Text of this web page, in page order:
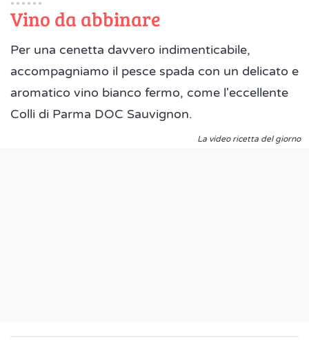
Vino da abbinare
Per una cenetta davvero indimenticabile,
accompagniamo il pesce spada con un delicato e
aromatico vino bianco fermo, come l'eccellente
Colli di Parma DOC Sauvignon.
La video ricetta del giorno